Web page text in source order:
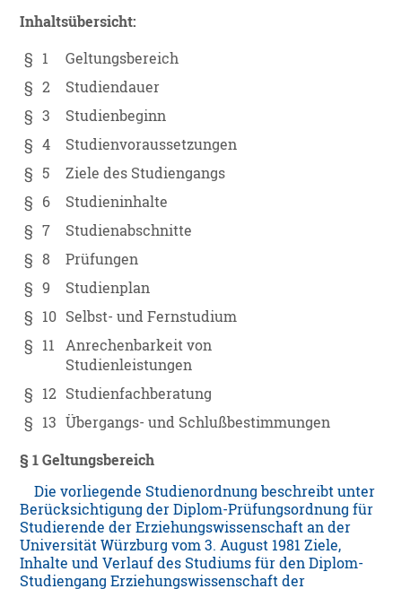
Inhaltsübersicht:
§ 1
Geltungsbereich
§ 2
Studiendauer
§ 3
Studienbeginn
§ 4
Studienvoraussetzungen
§ 5
Ziele des Studiengangs
§ 6
Studieninhalte
§ 7
Studienabschnitte
§ 8
Prüfungen
§ 9
Studienplan
§ 10 Selbst- und Fernstudium
§ 11
Anrechenbarkeit von
Studienleistungen
§ 12 Studienfachberatung
§ 13 Übergangs- und Schlußbestimmungen
§ 1 Geltungsbereich
Die vorliegende Studienordnung beschreibt unter
Berücksichtigung der Diplom-Prüfungsordnung für
Studierende der Erziehungswissenschaft an der
Universität Würzburg vom 3. August 1981 Ziele,
Inhalte und Verlauf des Studiums für den Diplom-
Studiengang Erziehungswissenschaft der